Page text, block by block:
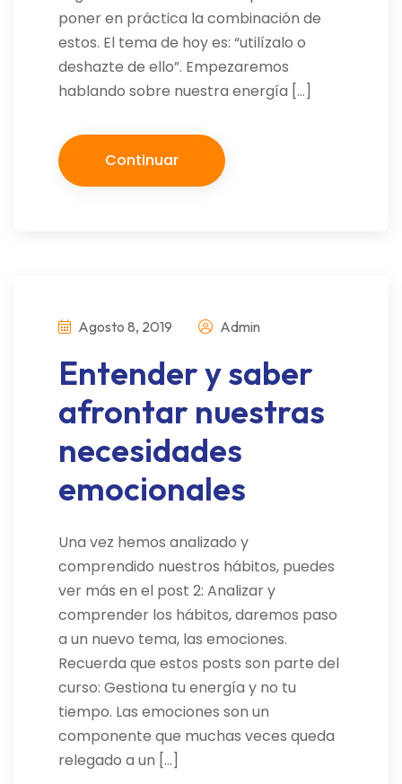
poner en práctica la combinación de
estos. El tema de hoy es: “utilízalo o
deshazte de ello”. Empezaremos
hablando sobre nuestra energía […]
Continuar
Agosto 8, 2019 Admin
Entender y saber
afrontar nuestras
necesidades
emocionales
Una vez hemos analizado y
comprendido nuestros hábitos, puedes
ver más en el post 2: Analizar y
comprender los hábitos, daremos paso
a un nuevo tema, las emociones.
Recuerda que estos posts son parte del
curso: Gestiona tu energía y no tu
tiempo. Las emociones son un
componente que muchas veces queda
relegado a un […]